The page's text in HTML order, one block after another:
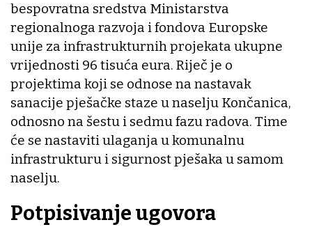
bespovratna sredstva Ministarstva
regionalnoga razvoja i fondova Europske
unije za infrastrukturnih projekata ukupne
vrijednosti 96 tisuća eura. Riječ je o
projektima koji se odnose na nastavak
sanacije pješačke staze u naselju Končanica,
odnosno na šestu i sedmu fazu radova. Time
će se nastaviti ulaganja u komunalnu
infrastrukturu i sigurnost pješaka u samom
naselju.
Potpisivanje ugovora